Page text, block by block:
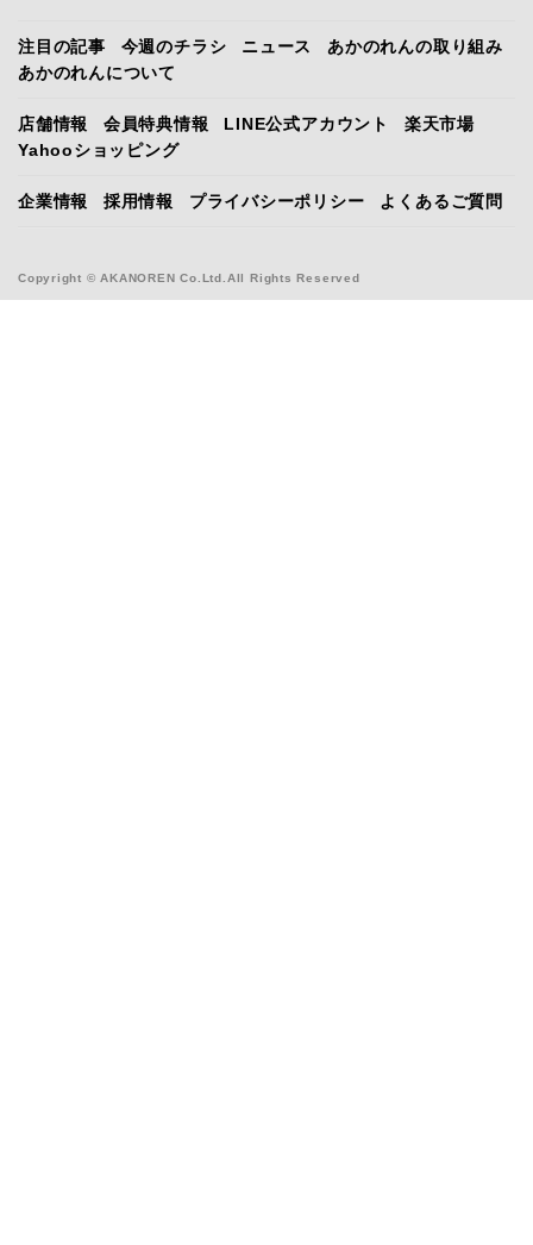
Copyright © AKANOREN Co.Ltd.All Rights Reserved
注目の記事 今週のチラシ ニュース
あかのれんの取り組み
あかのれんについて
店舗情報 会員特典情報 LINE公式アカウント
楽天市場
Yahooショッピング
企業情報 採用情報 プライバシーポリシー よくあるご質問